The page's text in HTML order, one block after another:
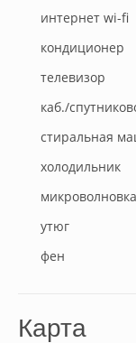
интернет wi-fi
кондиционер
телевизор
каб./
стиральная
холодильник
микроволновка
утюг
фен
Карта